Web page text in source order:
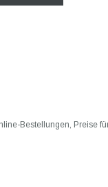
Bestellungen, Preise